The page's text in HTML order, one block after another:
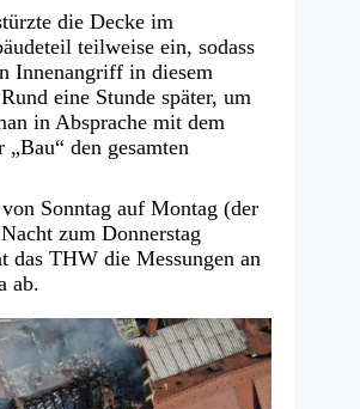
die Decke im
teilweise ein, sodass
Innenangriff in diesem
eine Stunde später, um
in Absprache mit dem
den gesamten
Sonntag auf Montag (der
zum Donnerstag
das THW die Messungen an
ab.